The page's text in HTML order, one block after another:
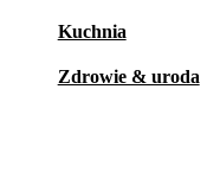
Kuchnia
Zdrowie & uroda